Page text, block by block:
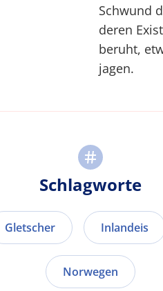
Schwund
deren
beruht,
jagen.
Schlagworte
Gletscher Inlandeis
Norwegen